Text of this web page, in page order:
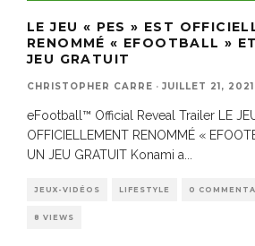
LE JEU « PES » EST
RENOMMÉ « EFOOTBALL »
JEU GRATUIT
CHRISTOPHER CARRE · JUILLET 21, 2021
eFootball™ Official Reveal Trailer LE
OFFICIELLEMENT RENOMMÉ «
UN JEU GRATUIT Konami a...
JEUX-VIDÉOS LIFESTYLE 0
8 VIEWS